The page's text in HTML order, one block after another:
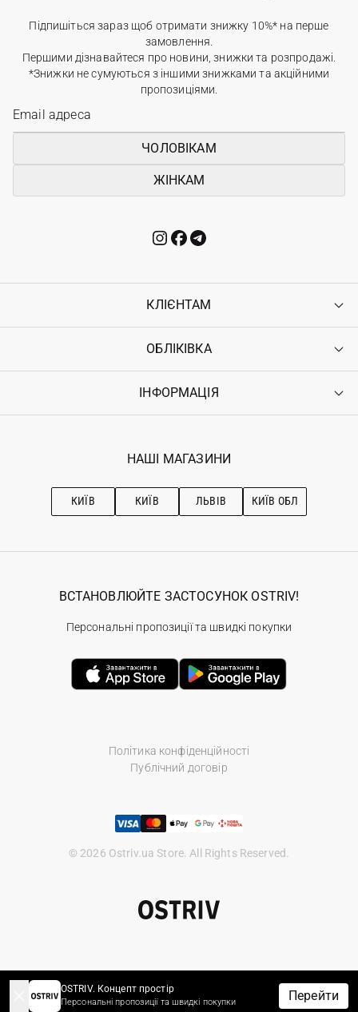
Підпишіться зараз щоб отримати знижку 10%* на перше
замовлення.
Першими дізнавайтеся про новини, знижки та розпродажі.
*Знижки не сумуються з іншими знижками та акційними
пропозиціями.
ЧОЛОВІКАМ
ЖІНКАМ
КЛІЄНТАМ
Контакти
Повернення
Гарантія
ОБЛІКІВКА
Увійти
Ostriv Club+
ІНФОРМАЦІЯ
Наші магазини
Рекомендації з догляду
НАШІ МАГАЗИНИ
КИЇВ КИЇВ ЛЬВІВ КИЇВ ОБЛ
Політика конфіденційності
Публічний договір
© 2026 Ostriv.ua Store. All Rights Reserved.
ВСТАНОВЛЮЙТЕ ЗАСТОСУНОК OSTRIV!
Персональні пропозиції та швидкі покупки
OSTRIV. Концепт простір
Персональні пропозиції та швидкі покупки Перейти